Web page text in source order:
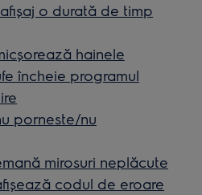
o durată de timp
hainele
încheie programul
porneste/nu
mirosuri neplăcute
codul de eroare